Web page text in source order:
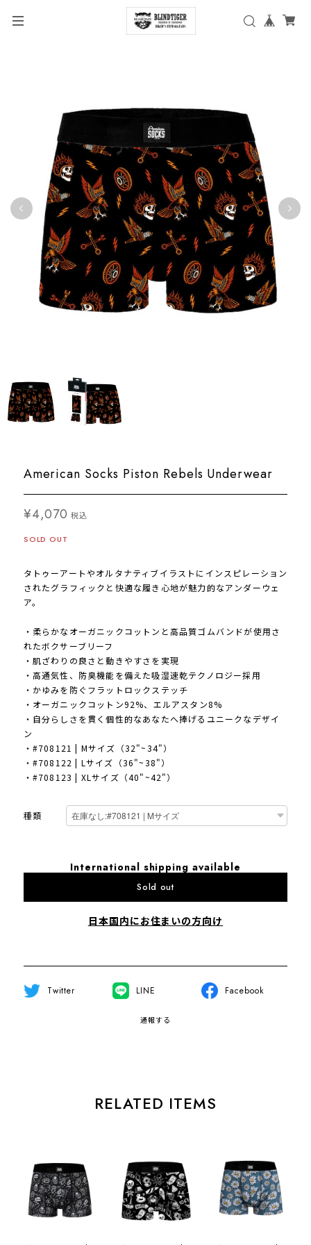
American Socks Piston Rebels Underwear
¥4,070 税込
SOLD OUT
タトゥーアートやオルタナティブイラストにインスピレーション
されたグラフィックと快適な履き心地が魅力的なアンダーウェ
ア。
・柔らかなオーガニックコットンと高品質ゴムバンドが使用さ
れたボクサーブリーフ
・肌ざわりの良さと動きやすさを実現
・高通気性、防臭機能を備えた吸湿速乾テクノロジー採用
・かゆみを防ぐフラットロックステッチ
・オーガニックコットン92%、エルアスタン8%
・自分らしさを貫く個性的なあなたへ捧げるユニークなデザイ
ン
・#708121 | Mサイズ（32"~34"）
・#708122 | Lサイズ（36"~38"）
・#708123 | XLサイズ（40"~42"）
種類
International shipping available
Sold out
日本国内にお住まいの方向け
Twitter LINE Facebook
通報する
RELATED ITEMS